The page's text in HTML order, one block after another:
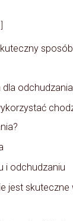
odchudzania
i odchudzaniu
jest skuteczne